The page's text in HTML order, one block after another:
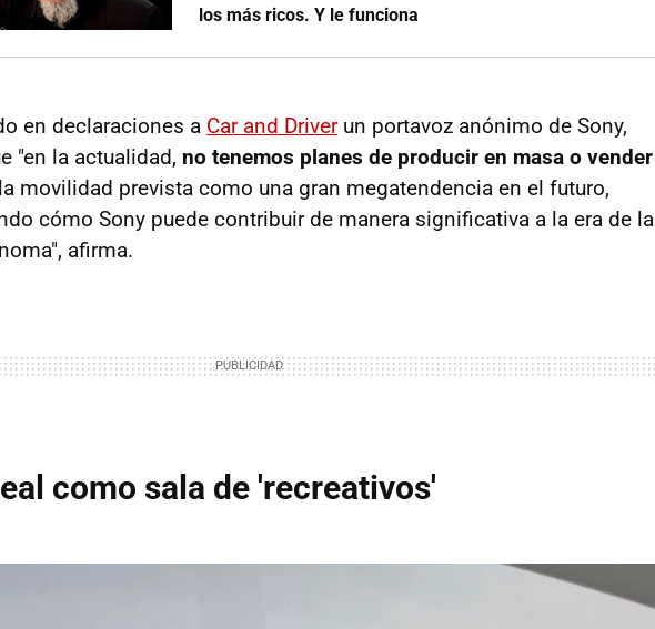
los más ricos. Y le funciona
en declaraciones a Car and Driverun portavoz anónimo de Sony,
"en la actualidad, no tenemos planes de producir en masa o vender
movilidad prevista como una gran megatendencia en el futuro,
cómo Sony puede contribuir de manera significativa a la era de la
afirma.
como sala de 'recreativos'